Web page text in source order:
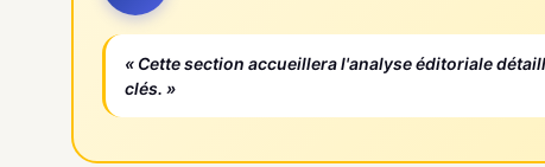
« Cette section accueillera l'analyse éditoriale
clés. »